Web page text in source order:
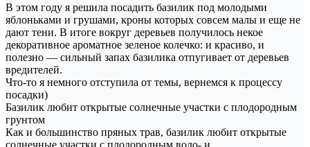
В этом году я решила посадить базилик под молодыми
яблоньками и грушами, кроны которых совсем малы и еще не
дают тени. В итоге вокруг деревьев получилось некое
декоративное ароматное зеленое колечко: и красиво, и
полезно — сильный запах базилика отпугивает от деревьев
вредителей.
Что-то я немного отступила от темы, вернемся к процессу
посадки)
Базилик любит открытые солнечные участки с плодородным
грунтом
Как и большинство пряных трав, базилик любит открытые
солнечные участки с плодородным водо- и